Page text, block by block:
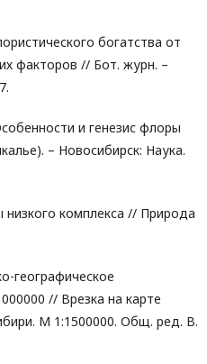
богатства от
факторов // Бот. журн. –
и генезис флоры
– Новосибирск: Наука.
комплекса // Природа
географическое
// Врезка на карте
М 1:1500000. Общ. ред. В.